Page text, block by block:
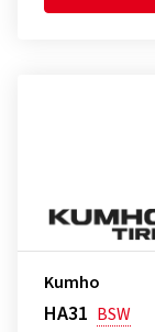
Kumho
HA31 BSW